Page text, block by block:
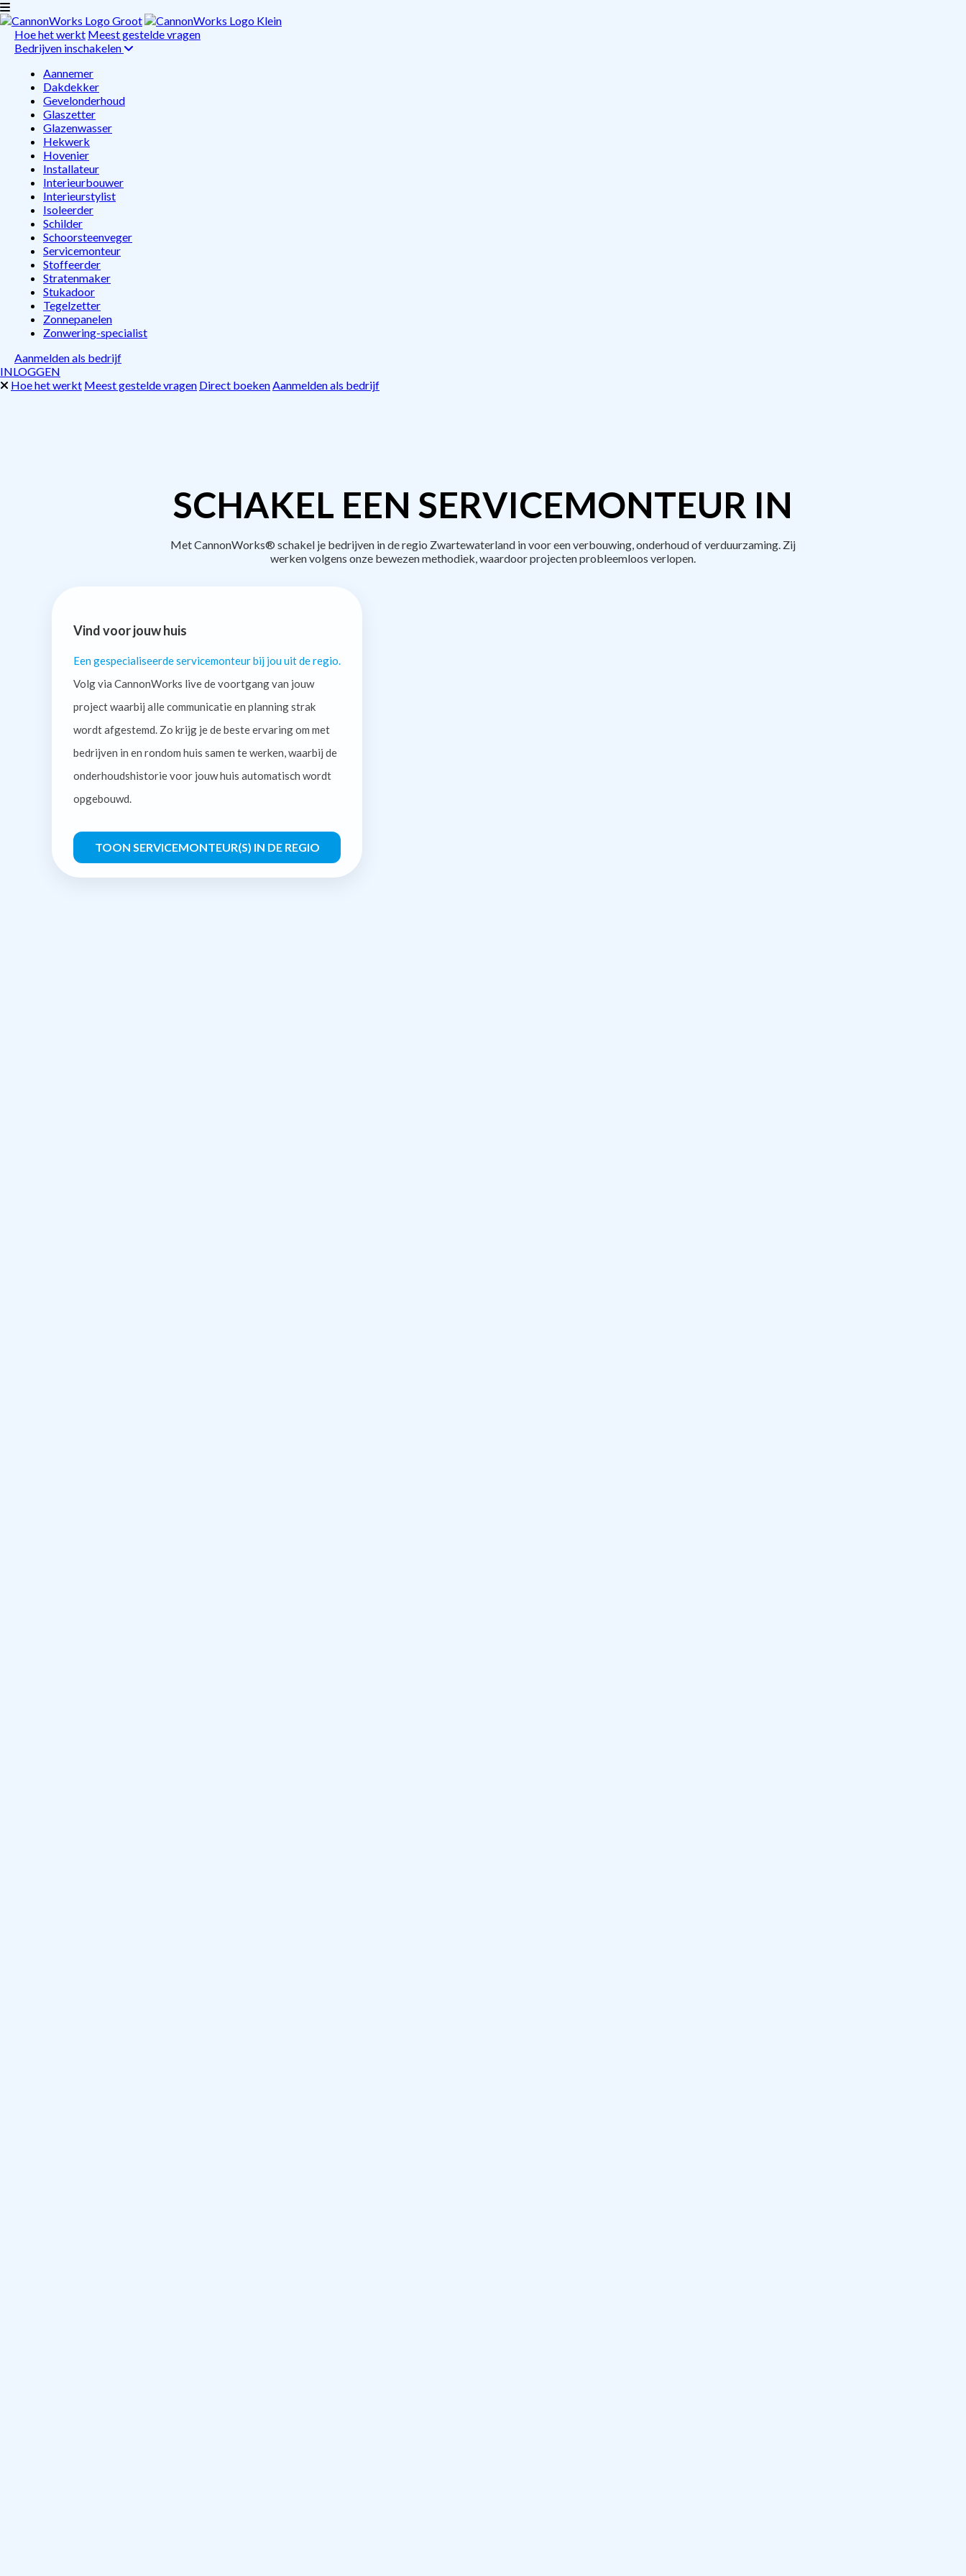
Hoe het werkt Meest gestelde vragen
Bedrijven inschakelen
Aannemer
Dakdekker
Gevelonderhoud
Glaszetter
Glazenwasser
Hekwerk
Hovenier
Installateur
Interieurbouwer
Interieurstylist
Isoleerder
Schilder
Schoorsteenveger
Servicemonteur
Stoffeerder
Stratenmaker
Stukadoor
Tegelzetter
Zonnepanelen
Zonwering-specialist
Aanmelden als bedrijf
INLOGGEN
Hoe het werkt Meest gestelde vragen Direct boekenAanmelden als bedrijf
SCHAKEL EEN SERVICEMONTEUR IN
Met CannonWorks® schakel je bedrijven in de regio Zwartewaterland in voor een verbouwing, onderhoud of verduurzaming. Zij
werken volgens onze bewezen methodiek, waardoor projecten probleemloos verlopen.
Vind voor jouw huis
Een gespecialiseerde servicemonteur bij jou uit de regio.
Volg via CannonWorks live de voortgang van jouw
project waarbij alle communicatie en planning strak
wordt afgestemd. Zo krijg je de beste ervaring om met
bedrijven in en rondom huis samen te werken, waarbij de
onderhoudshistorie voor jouw huis automatisch wordt
opgebouwd.
TOON SERVICEMONTEUR(S) IN DE REGIO